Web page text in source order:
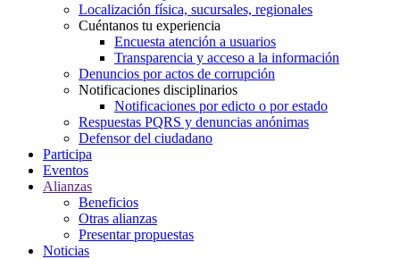
Localización física, sucursales, regionales
Cuéntanos tu experiencia
Encuesta atención a usuarios
Transparencia y acceso a la información
Denuncios por actos de corrupción
Notificaciones disciplinarios
Notificaciones por edicto o por estado
Respuestas PQRS y denuncias anónimas
Defensor del ciudadano
Participa
Eventos
Alianzas
Beneficios
Otras alianzas
Presentar propuestas
Noticias